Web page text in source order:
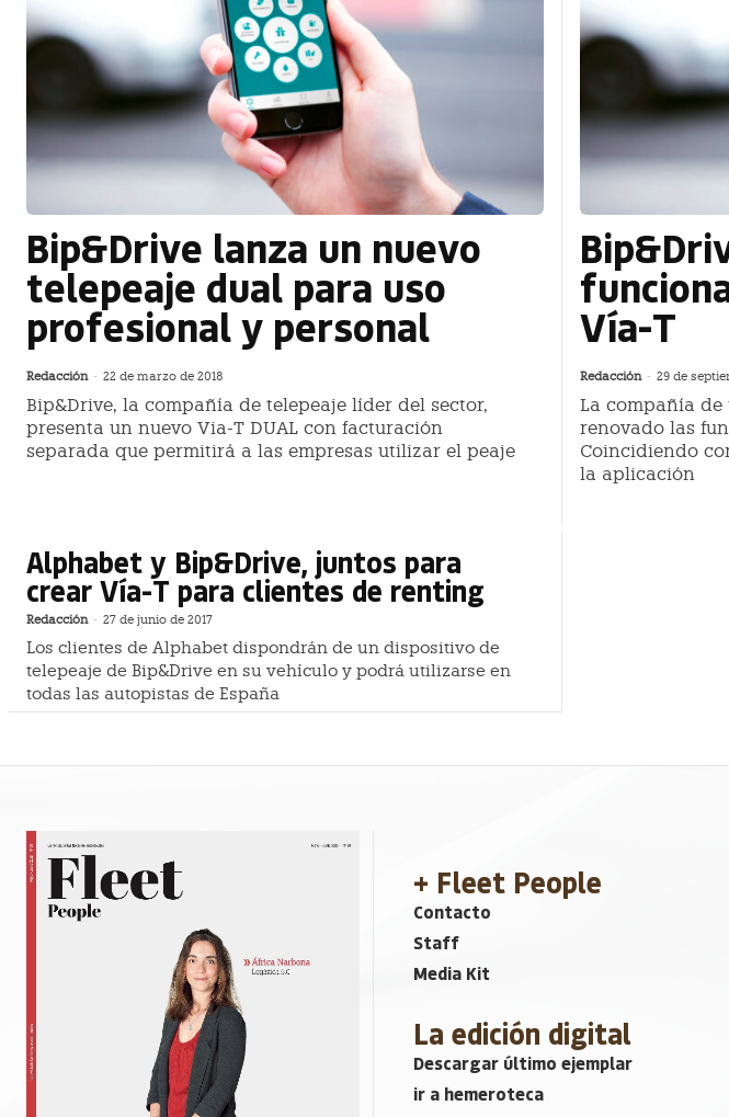
Bip&Drive lanza un nuevo
telepeaje dual para uso
profesional y personal
Redacción - 22 de marzo de 2018
Bip&Drive, la compañía de telepeaje líder del sector,
presenta un nuevo Via-T DUAL con facturación
separada que permitirá a las empresas utilizar el peaje
Vía-T
Redacción - 29 de
La compañía de
renovado las
Coincidiendo
la aplicación
Alphabet y Bip&Drive, juntos para
crear Vía-T para clientes de renting
Redacción - 27 de junio de 2017
Los clientes de Alphabet dispondrán de un dispositivo de
telepeaje de Bip&Drive en su vehículo y podrá utilizarse en
todas las autopistas de España
+ Fleet People
Contacto
Staff
Media Kit
La edición digital
Descargar último ejemplar
ir a hemeroteca